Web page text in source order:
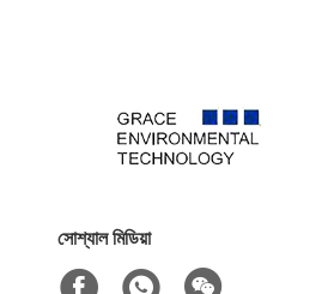
সোশ্যাল মিডিয়া